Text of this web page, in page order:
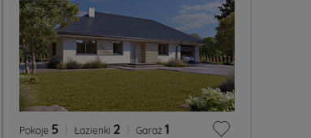
Pokoje 5 Łazienki 2 Garaż 1